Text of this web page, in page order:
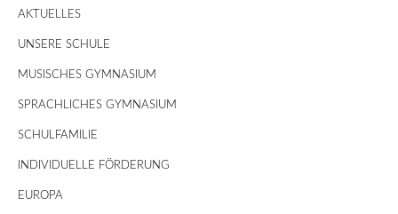
AKTUELLES
UNSERE SCHULE
MUSISCHES GYMNASIUM
SPRACHLICHES GYMNASIUM
SCHULFAMILIE
INDIVIDUELLE FÖRDERUNG
EUROPA